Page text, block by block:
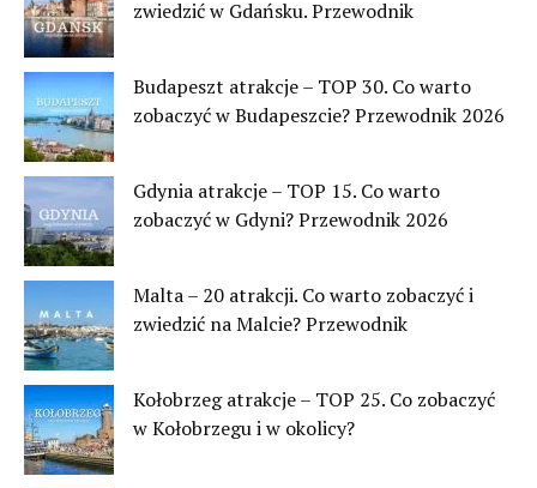
zwiedzić w Gdańsku. Przewodnik
Budapeszt atrakcje – TOP 30. Co warto
zobaczyć w Budapeszcie? Przewodnik 2026
Gdynia atrakcje – TOP 15. Co warto
zobaczyć w Gdyni? Przewodnik 2026
Malta – 20 atrakcji. Co warto zobaczyć i
zwiedzić na Malcie? Przewodnik
Kołobrzeg atrakcje – TOP 25. Co zobaczyć
w Kołobrzegu i w okolicy?